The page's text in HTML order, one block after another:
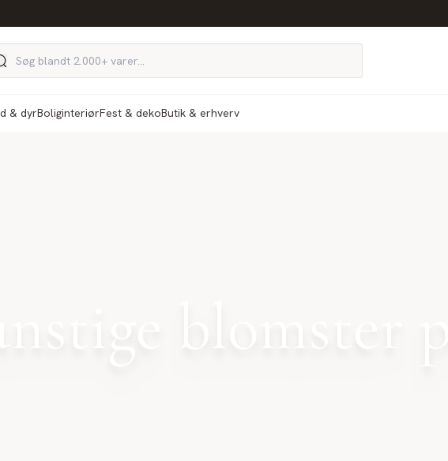
& dyrBoliginteriørFest & dekoButik & erhverv